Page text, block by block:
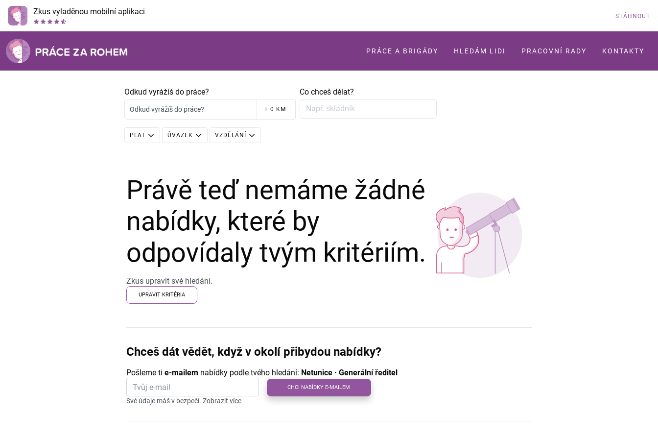
Zkus vyladěnou mobilní aplikaci STÁHNOUT
PRÁCE A BRIGÁDY HLEDÁM LIDI PRACOVNÍ RADY KONTAKTY
Odkud vyrážíš do práce?
Odkud vyrážíš do práce? + 0 KM
Co chceš dělat?
PLAT ÚVAZEK VZDĚLÁNÍ
Právě teď nemáme žádné
nabídky, které by
odpovídaly tvým kritériím.
Zkus upravit své hledání.
UPRAVIT KRITÉRIA
Chceš dát vědět, když v okolí přibydou nabídky?
Pošleme ti e-mailem nabídky podle tvého hledání: Netunice · Generální ředitel
CHCI NABÍDKY E-MAILEM
Své údaje máš v bezpečí. Zobrazit více